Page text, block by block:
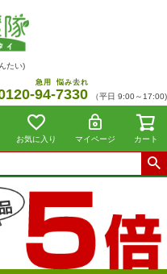
たい)
94
急用
-7330
悩み去れ
（平日 9:00～17:00)
お気に入り マイページ カート